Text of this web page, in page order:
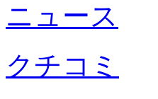
ニュース
クチコミ